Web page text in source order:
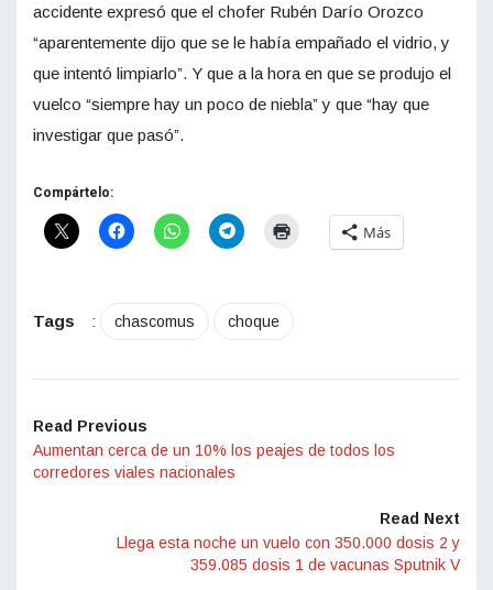
accidente expresó que el chofer Rubén Darío Orozco
“aparentemente dijo que se le había empañado el vidrio, y
que intentó limpiarlo”. Y que a la hora en que se produjo el
vuelco “siempre hay un poco de niebla” y que “hay que
investigar que pasó”.
Compártelo:
Más
Tags : chascomus choque
Read Previous
Aumentan cerca de un 10% los peajes de todos los
corredores viales nacionales
Read Next
Llega esta noche un vuelo con 350.000 dosis 2 y
359.085 dosis 1 de vacunas Sputnik V